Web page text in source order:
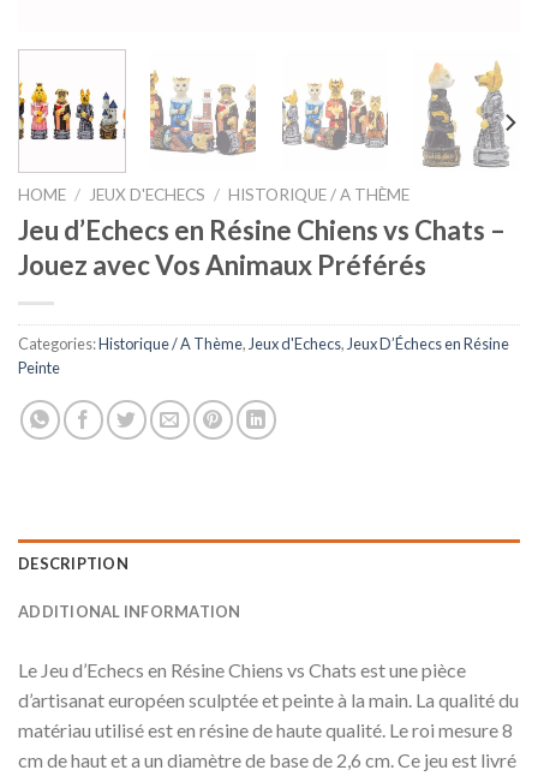
HOME / JEUX D'ECHECS / HISTORIQUE / A THÈME
Jeu d’Echecs en Résine Chiens vs Chats –
Jouez avec Vos Animaux Préférés
Categories:Historique / A Thème, Jeux d'Echecs, Jeux D’Échecs en Résine
Peinte
DESCRIPTION
ADDITIONAL INFORMATION
Le Jeu d’Echecs en Résine Chiens vs Chats est une pièce
d’artisanat européen sculptée et peinte à la main. La qualité du
matériau utilisé est en résine de haute qualité. Le roi mesure 8
cm de haut et a un diamètre de base de 2,6 cm. Ce jeu est livré